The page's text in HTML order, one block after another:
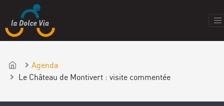
Agenda
Le Château de Montivert : visite commentée